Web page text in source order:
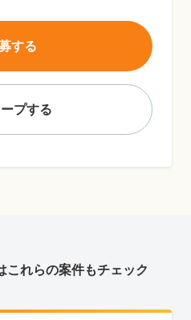
プする
する
これらの案件もチェック